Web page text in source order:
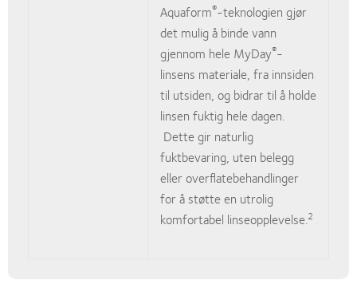
Aquaform®-teknologien gjør
det mulig å binde vann
gjennom hele MyDay®-
linsens materiale, fra innsiden
til utsiden, og bidrar til å holde
linsen fuktig hele dagen.
Dette gir naturlig
fuktbevaring, uten belegg
eller overflatebehandlinger
for å støtte en utrolig
komfortabel linseopplevelse.2